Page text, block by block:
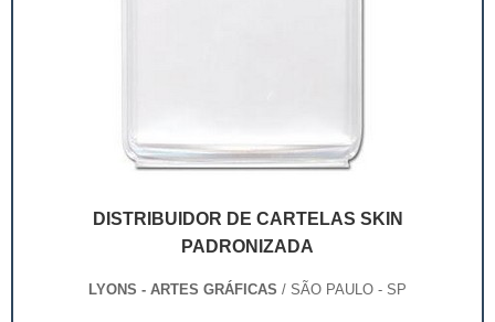
DISTRIBUIDOR DE CARTELAS SKIN
PADRONIZADA
LYONS - ARTES GRÁFICAS / SÃO PAULO - SP